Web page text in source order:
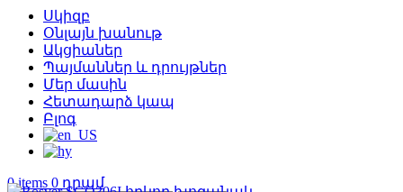
Սկիզբ
Օնլայն խանութ
Ակցիաներ
Պայմաններ և դրույթներ
Մեր մասին
Հետադարձ կապ
Բլոգ
0items 0